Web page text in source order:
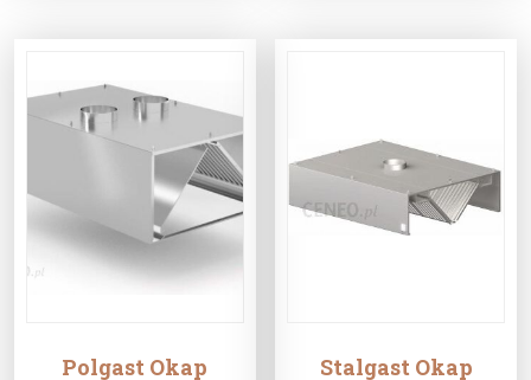
Polgast Okap
Stalgast Okap